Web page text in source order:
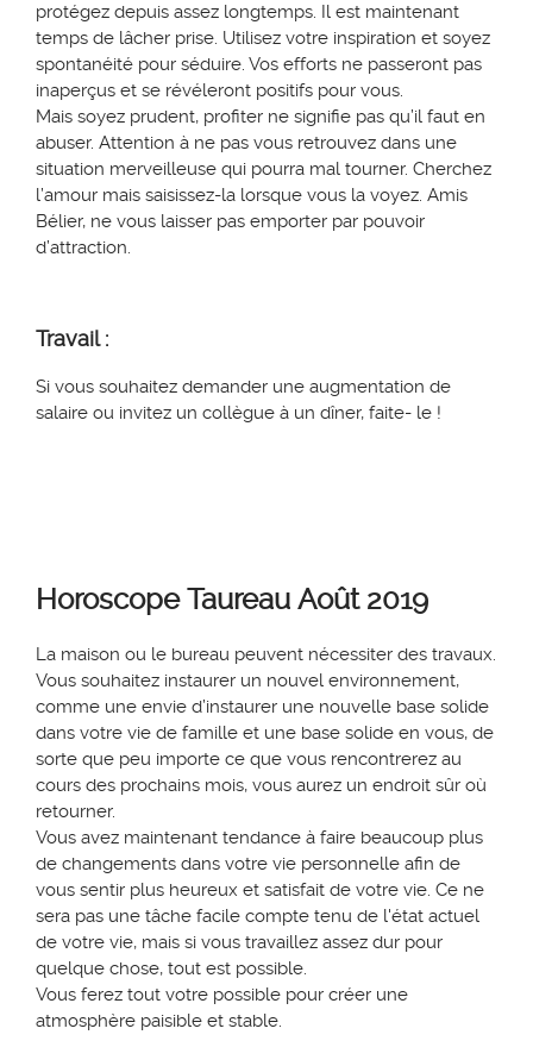
protégez depuis assez longtemps. Il est maintenant
temps de lâcher prise. Utilisez votre inspiration et soyez
spontanéité pour séduire. Vos efforts ne passeront pas
inaperçus et se révéleront positifs pour vous.
Mais soyez prudent, profiter ne signifie pas qu’il faut en
abuser. Attention à ne pas vous retrouvez dans une
situation merveilleuse qui pourra mal tourner. Cherchez
l’amour mais saisissez-la lorsque vous la voyez. Amis
Bélier, ne vous laisser pas emporter par pouvoir
d’attraction.
Travail :
Si vous souhaitez demander une augmentation de
salaire ou invitez un collègue à un dîner, faite- le !
HoroscopeTaureau Août 2019
La maison ou le bureau peuvent nécessiter des travaux.
Vous souhaitez instaurer un nouvel environnement,
comme une envie d’instaurer une nouvelle base solide
dans votre vie de famille et une base solide en vous, de
sorte que peu importe ce que vous rencontrerez au
cours des prochains mois, vous aurez un endroit sûr où
retourner.
Vous avez maintenant tendance à faire beaucoup plus
de changements dans votre vie personnelle afin de
vous sentir plus heureux et satisfait de votre vie. Ce ne
sera pas une tâche facile compte tenu de l'état actuel
de votre vie, mais si vous travaillez assez dur pour
quelque chose, tout est possible.
Vous ferez tout votre possible pour créer une
atmosphère paisible et stable.